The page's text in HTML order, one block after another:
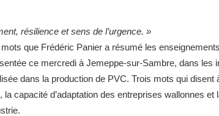
résilience et sens de l’urgence. »
mots que Frédéric Panier a résumé les
ce mercredi à Jemeppe-sur-Sambre, dans les
dans la production de PVC. Trois mots qui
la capacité d’adaptation des entreprises wallonnes